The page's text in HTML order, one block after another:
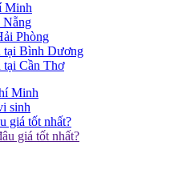
Minh
Nẵng
Phòng
tại Bình Dương
tại Cần Thơ
Minh
sinh
giá tốt nhất?
giá tốt nhất?